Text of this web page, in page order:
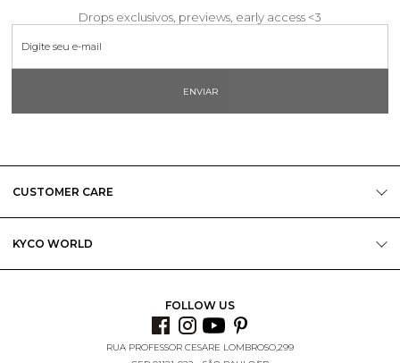
Drops exclusivos, previews, early access <3
ENVIAR
CUSTOMER CARE
KYCO WORLD
RUA PROFESSOR CESARE LOMBROSO,299
FOLLOW US